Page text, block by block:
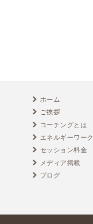
ホーム
ご挨拶
コーチングとは
エネルギーワーク
セッション料金
メディア掲載
ブログ